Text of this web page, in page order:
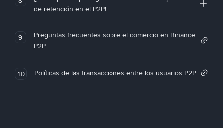
de retención en el P2P!
9
Preguntas frecuentes sobre el comercio en Binance
P2P
10 Políticas de las transacciones entre los usuarios P2P